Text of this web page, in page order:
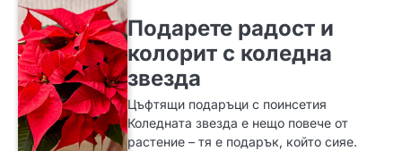
Подарете радост и
колорит с коледна
звезда
Цъфтящи подаръци с поинсетия
Коледната звезда е нещо повече от
растение – тя е подарък, който сияе.